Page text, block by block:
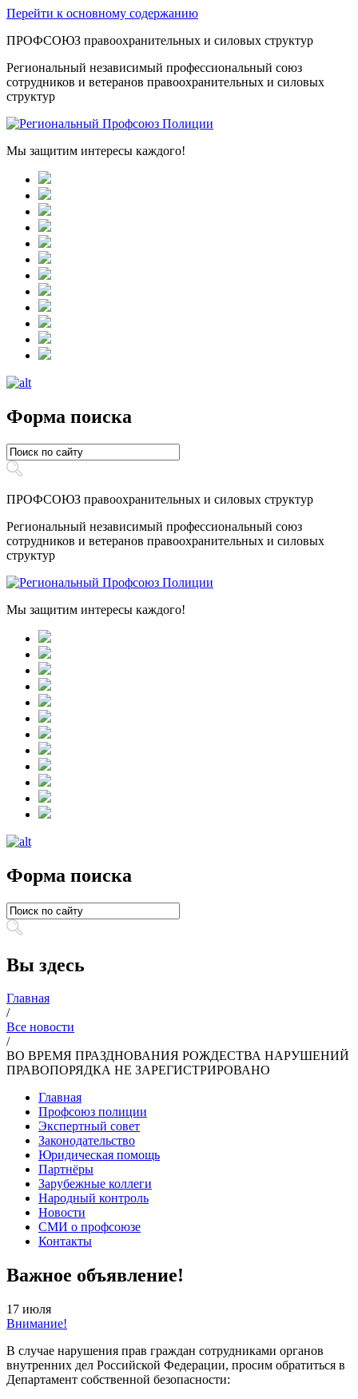
Перейти к основному содержанию
ПРОФСОЮЗ правоохранительных и силовых структур
Региональный независимый профессиональный союз
сотрудников и ветеранов правоохранительных и силовых
структур
Мы защитим интересы каждого!
Форма поиска
ПРОФСОЮЗ правоохранительных и силовых структур
Региональный независимый профессиональный союз
сотрудников и ветеранов правоохранительных и силовых
структур
Мы защитим интересы каждого!
Форма поиска
Вы здесь
Главная
/
Все новости
/
ВО ВРЕМЯ ПРАЗДНОВАНИЯ РОЖДЕСТВА НАРУШЕНИЙ
ПРАВОПОРЯДКА НЕ ЗАРЕГИСТРИРОВАНО
Главная
Профсоюз полиции
Экспертный совет
Законодательство
Юридическая помощь
Партнёры
Зарубежные коллеги
Народный контроль
Новости
СМИ о профсоюзе
Контакты
Важное объявление!
17 июля
Внимание!
В случае нарушения прав граждан сотрудниками органов
внутренних дел Российской Федерации, просим обратиться в
Департамент собственной безопасности: